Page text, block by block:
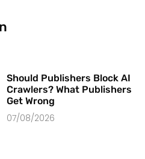
Should Publishers Block AI
Crawlers? What Publishers
Get Wrong
07/08/2026